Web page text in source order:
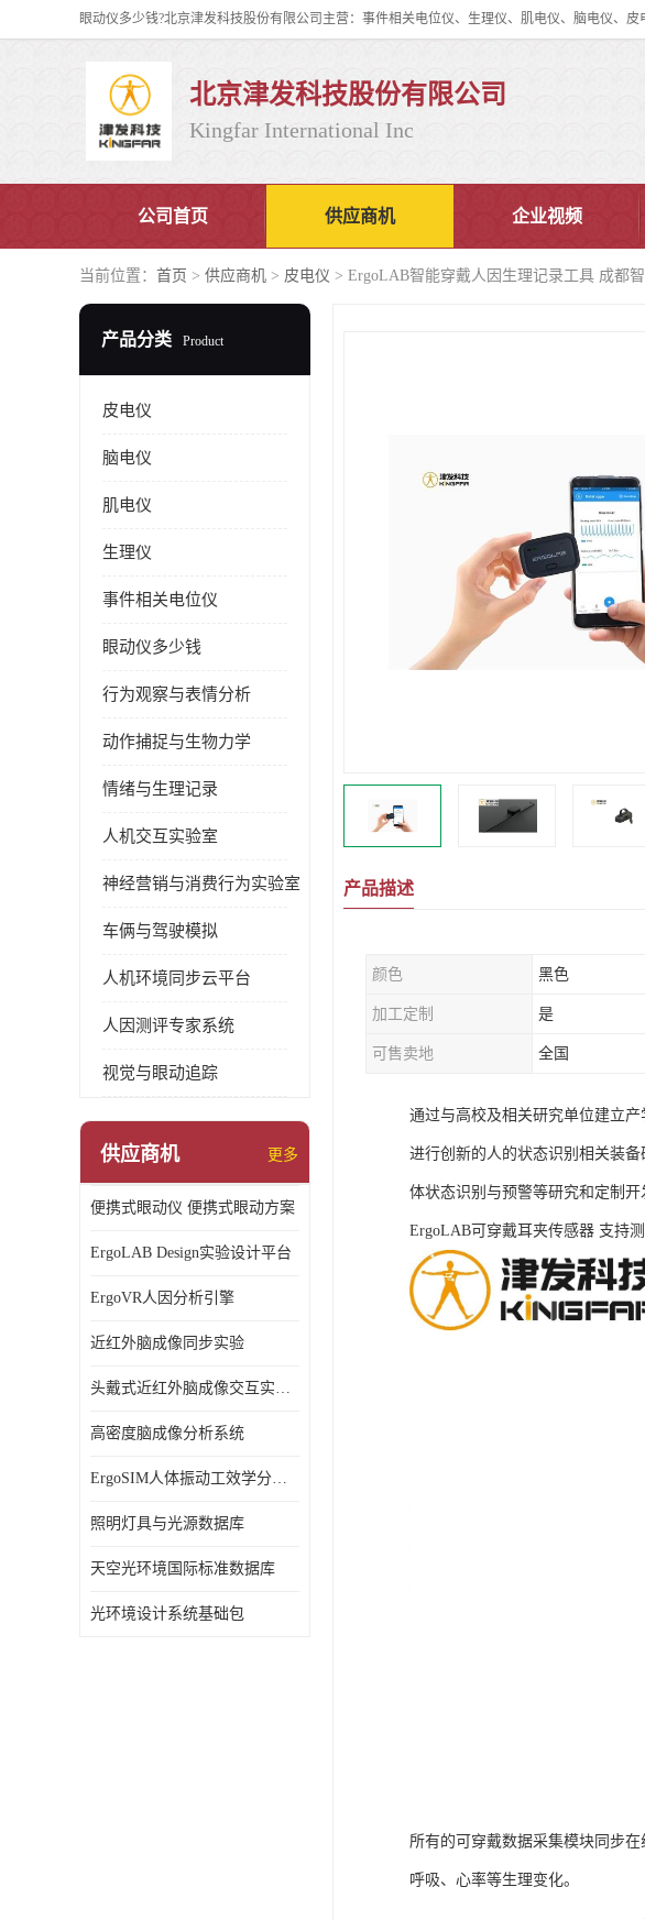
北京津发科技股份有限公司
Kingfar International Inc
公司首页 供应商机 企业视频
当前位置： 首页 > 供应商机 > 皮电仪 > ErgoLAB智能穿戴人因生理记录工具 成都
产品分类 Product
皮电仪
脑电仪
肌电仪
生理仪
事件相关电位仪
眼动仪多少钱
行为观察与表情分析
动作捕捉与生物力学
情绪与生理记录
人机交互实验室
神经营销与消费行为实验室
车俩与驾驶模拟
人机环境同步云平台
人因测评专家系统
视觉与眼动追踪
供应商机 更多
便携式眼动仪 便携式眼动方案
ErgoLAB Design实验设计平台
ErgoVR人因分析引擎
近红外脑成像同步实验
头戴式近红外脑成像交互实验室
高密度脑成像分析系统
ErgoSIM人体振动工效学分析系统
照明灯具与光源数据库
天空光环境国际标准数据库
光环境设计系统基础包
产品描述
颜色 黑色
加工定制 是
可售卖地 全国
通过与高校及相关研究单位建立
进行创新的人的状态识别相关装
体状态识别与预警等研究和定制开
ErgoLAB可穿戴耳夹传感器 支持
所有的可穿戴数据采集模块同步
呼吸、心率等生理变化。